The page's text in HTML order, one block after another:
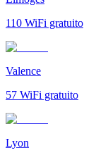
110 WiFi gratuito
Valence
57 WiFi gratuito
Lyon